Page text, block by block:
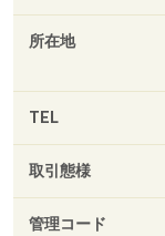
所在地
TEL
取引態様
管理コード